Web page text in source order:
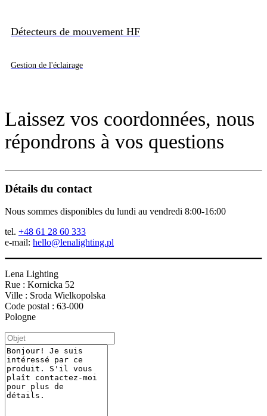
Détecteurs de mouvement HF
Gestion de l'éclairage
Laissez vos coordonnées, nous
répondrons à vos questions
Détails du contact
Nous sommes disponibles du lundi au vendredi 8:00-16:00
tel. +48 61 28 60 333
e-mail: hello@lenalighting.pl
Lena Lighting
Rue : Kornicka 52
Ville : Sroda Wielkopolska
Code postal : 63-000
Pologne